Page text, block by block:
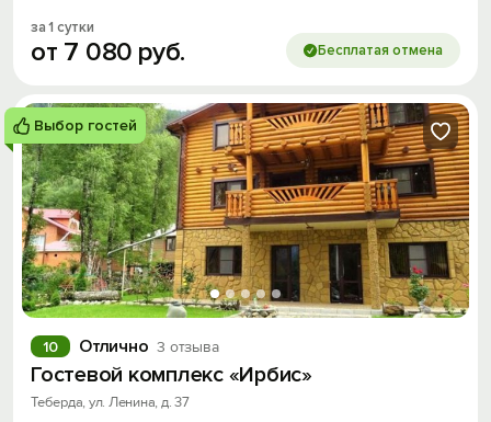
за 1 сутки
от 7 080 руб. Бесплатая отмена
Выбор гостей
Отлично 3 отзыва
10
Гостевой комплекс «Ирбис»
Теберда, ул. Ленина, д. 37